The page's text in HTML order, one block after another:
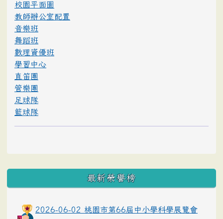
校園平面圖
教師辦公室配置
音樂班
舞蹈班
數理資優班
學習中心
直笛團
管樂團
足球隊
籃球隊
最新榮譽榜
2026-06-02 桃園市第66屆中小學科學展覽會